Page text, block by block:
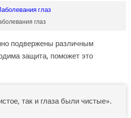
глаз
подвержены различным
защита, поможет это
так и глаза были чистые».